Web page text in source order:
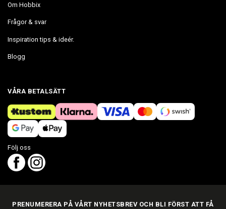
Om Hobbix
Frågor & svar
Inspiration tips & ideér.
Blogg
VÅRA BETALSÄTT
Följ oss
PRENUMERERA PÅ VÅRT NYHETSBREV OCH BLI FÖRST ATT FÅ